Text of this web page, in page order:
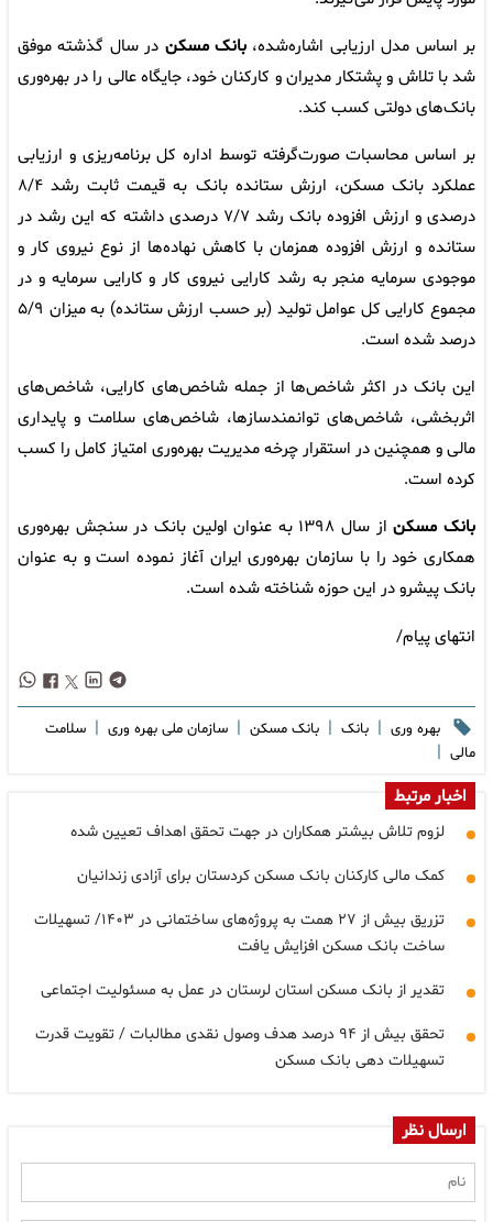
بر اساس مدل ارزیابی اشاره‌شده، بانک مسکن در سال گذشته موفق
شد با تلاش و پشتکار مدیران و کارکنان خود، جایگاه عالی را در بهره‌وری
بانک‌های دولتی کسب کند.
بر اساس محاسبات صورت‌گرفته توسط اداره کل برنامه‌ریزی و ارزیابی
عملکرد بانک مسکن، ارزش ستانده بانک به قیمت ثابت رشد ۸/۴
درصدی و ارزش افزوده بانک رشد ۷/۷ درصدی داشته که این رشد در
ستانده و ارزش افزوده همزمان با کاهش نهاده‌ها از نوع نیروی کار و
موجودی سرمایه منجر به رشد کارایی نیروی کار و کارایی سرمایه و در
مجموع کارایی کل عوامل تولید (بر حسب ارزش ستانده) به میزان ۵/۹
درصد شده است.
این بانک در اکثر شاخص‌ها از جمله شاخص‌های کارایی، شاخص‌های
اثربخشی، شاخص‌های توانمندسازها، شاخص‌های سلامت و پایداری
مالی و همچنین در استقرار چرخه مدیریت بهره‌وری امتیاز کامل را کسب
کرده است.
بانک مسکن
از سال ۱۳۹۸ به عنوان اولین بانک در سنجش بهره‌وری
همکاری خود را با سازمان بهره‌وری ایران آغاز نموده است و به عنوان
بانک پیشرو در این حوزه شناخته شده است.
انتهای پیام/
بهره وری | بانک | بانک مسکن | سازمان ملی بهره وری | سلامت
مالی |
اخبار مرتبط
لزوم تلاش بیشتر همکاران در جهت تحقق اهداف تعیین شده
کمک مالی کارکنان بانک مسکن کردستان برای آزادی زندانیان
تزریق بیش از ۲۷ همت به پروژه‌های ساختمانی در ۱۴۰۳/ تسهیلات
ساخت بانک مسکن افزایش یافت
تقدیر از بانک مسکن استان لرستان در عمل به مسئولیت اجتماعی
تحقق بیش از ۹۴ درصد هدف وصول نقدی مطالبات / تقویت قدرت
تسهیلات دهی بانک مسکن
ارسال نظر